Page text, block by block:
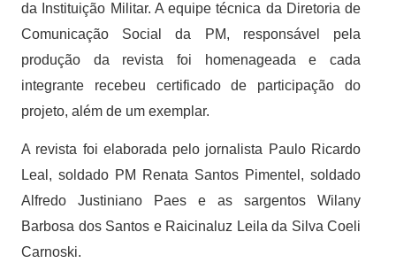
da Instituição Militar. A equipe técnica da Diretoria de
Comunicação Social da PM, responsável pela
produção da revista foi homenageada e cada
integrante recebeu certificado de participação do
projeto, além de um exemplar.
A revista foi elaborada pelo jornalista Paulo Ricardo
Leal, soldado PM Renata Santos Pimentel, soldado
Alfredo Justiniano Paes e as sargentos Wilany
Barbosa dos Santos e Raicinaluz Leila da Silva Coeli
Carnoski.